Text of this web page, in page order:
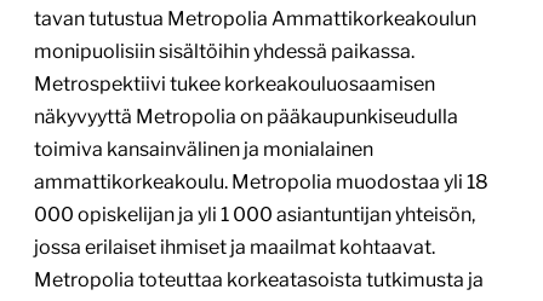
tavan tutustua Metropolia Ammattikorkeakoulun
monipuolisiin sisältöihin yhdessä paikassa.
Metrospektiivi tukee korkeakouluosaamisen
näkyvyyttä Metropolia on pääkaupunkiseudulla
toimiva kansainvälinen ja monialainen
ammattikorkeakoulu. Metropolia muodostaa yli 18
000 opiskelijan ja yli 1 000 asiantuntijan yhteisön,
jossa erilaiset ihmiset ja maailmat kohtaavat.
Metropolia toteuttaa korkeatasoista tutkimusta ja